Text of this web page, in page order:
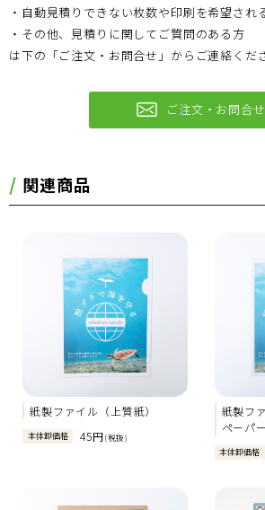
・自動見積りできない枚数や印刷を希望され
・その他、見積りに関してご質問のある方
は下の「ご注文・お問合せ」からご連絡くだ
ご注文・お問合せ
関連商品
紙製ファイル（上質紙）
本体卸価格 45円(税抜)
紙製フ
ペーパー
本体卸価格